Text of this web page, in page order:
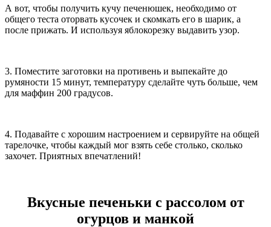
А вот, чтобы получить кучу печенюшек, необходимо от
общего теста оторвать кусочек и скомкать его в шарик, а
после прижать. И используя яблокорезку выдавить узор.
3. Поместите заготовки на противень и выпекайте до
румяности 15 минут, температуру сделайте чуть больше, чем
для маффин 200 градусов.
4. Подавайте с хорошим настроением и сервируйте на общей
тарелочке, чтобы каждый мог взять себе столько, сколько
захочет. Приятных впечатлений!
Вкусные печеньки с рассолом от
огурцов и манкой